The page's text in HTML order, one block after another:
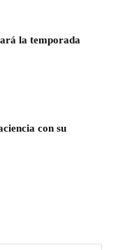
la temporada
con su